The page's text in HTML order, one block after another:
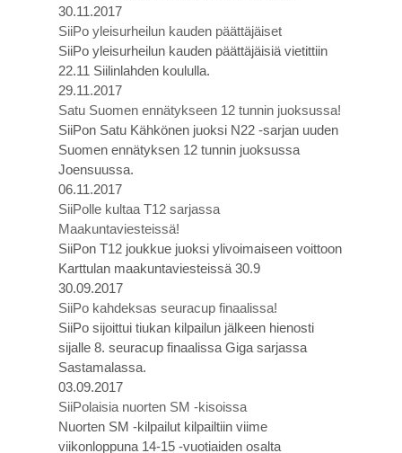
30.11.2017
SiiPo yleisurheilun kauden päättäjäiset
SiiPo yleisurheilun kauden päättäjäisiä vietittiin
22.11 Siilinlahden koululla.
29.11.2017
Satu Suomen ennätykseen 12 tunnin juoksussa!
SiiPon Satu Kähkönen juoksi N22 -sarjan uuden
Suomen ennätyksen 12 tunnin juoksussa
Joensuussa.
06.11.2017
SiiPolle kultaa T12 sarjassa
Maakuntaviesteissä!
SiiPon T12 joukkue juoksi ylivoimaiseen voittoon
Karttulan maakuntaviesteissä 30.9
30.09.2017
SiiPo kahdeksas seuracup finaalissa!
SiiPo sijoittui tiukan kilpailun jälkeen hienosti
sijalle 8. seuracup finaalissa Giga sarjassa
Sastamalassa.
03.09.2017
SiiPolaisia nuorten SM -kisoissa
Nuorten SM -kilpailut kilpailtiin viime
viikonloppuna 14-15 -vuotiaiden osalta